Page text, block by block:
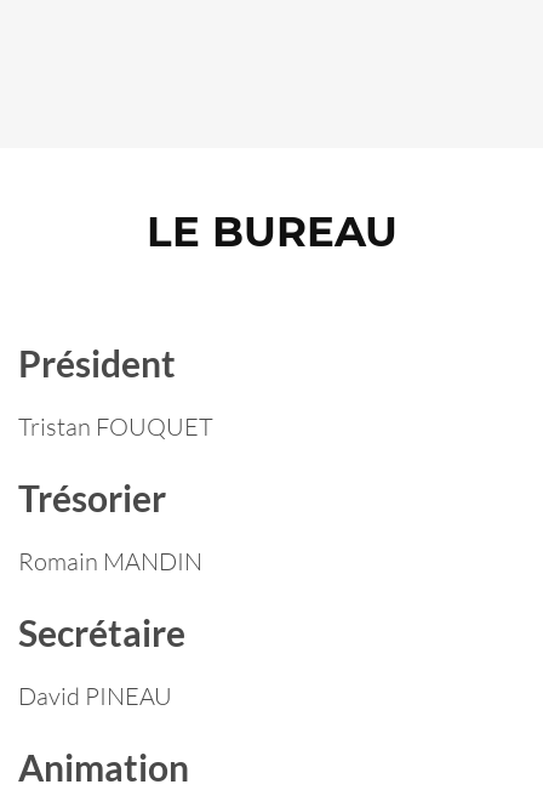
LE BUREAU
Président
Tristan FOUQUET
Trésorier
Romain MANDIN
Secrétaire
David PINEAU
Animation